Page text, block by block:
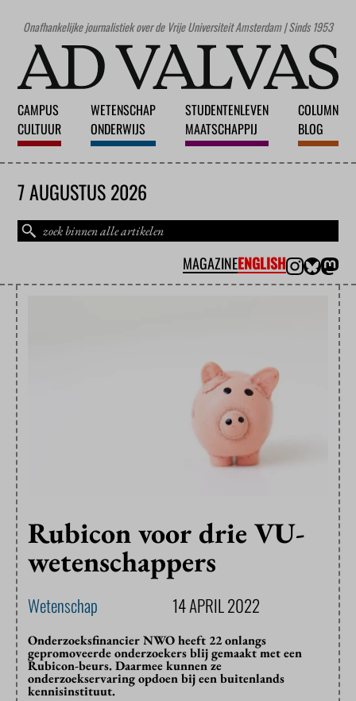
Onafhankelijke journalistiek over de Vrije Universiteit Amsterdam | Sinds 1953
CAMPUS
CULTUUR
WETENSCHAP
ONDERWIJS
STUDENTENLEVEN
MAATSCHAPPIJ
COLUMN
BLOG
7 AUGUSTUS 2026
MAGAZINEENGLISH
Rubicon voor drie VU-
wetenschappers
Wetenschap 14 APRIL 2022
Onderzoeksfinancier NWO heeft 22 onlangs
gepromoveerde onderzoekers blij gemaakt met een
Rubicon-beurs. Daarmee kunnen ze
onderzoekservaring opdoen bij een buitenlands
kennisinstituut.